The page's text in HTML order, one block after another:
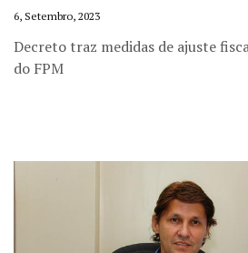
6, Setembro, 2023
Decreto traz medidas de ajuste
do FPM